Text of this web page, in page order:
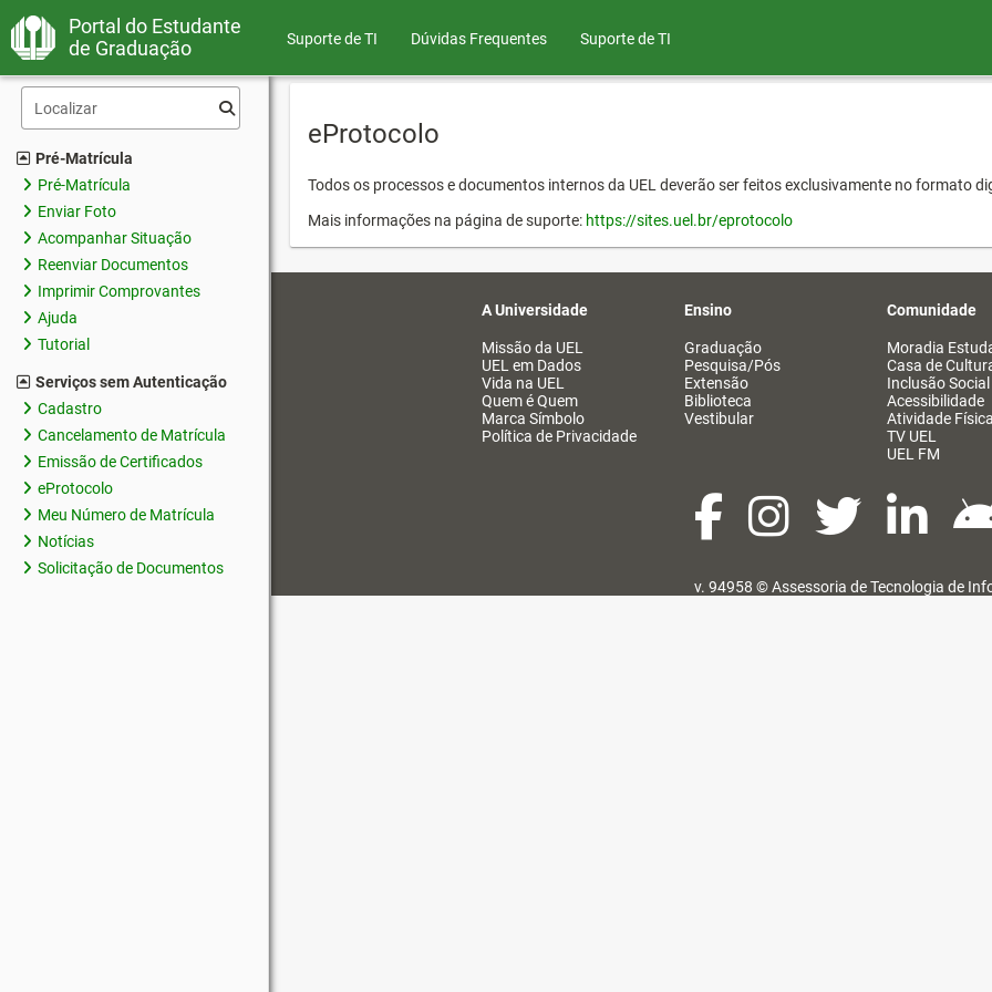
Portal do Estudante
de Graduação
Suporte de TI Dúvidas Frequentes Suporte de TI
Pré-Matrícula
Pré-Matrícula
Enviar Foto
Acompanhar Situação
Reenviar Documentos
Imprimir Comprovantes
Ajuda
Tutorial
Serviços sem Autenticação
Cadastro
Cancelamento de Matrícula
Emissão de Certificados
eProtocolo
Meu Número de Matrícula
Notícias
Solicitação de Documentos
eProtocolo
Todos os processos e documentos internos da UEL deverão ser feitos exclusivamente no formato
Mais informações na página de suporte: https://sites.uel.br/eprotocolo
A Universidade
Missão da UEL
UEL em Dados
Vida na UEL
Quem é Quem
Marca Símbolo
Política de Privacidade
Ensino
Graduação
Pesquisa/Pós
Extensão
Biblioteca
Vestibular
Comunidade
Moradia
Casa de
Inclusão Social
Acessibilidade
Atividade Física
TV UEL
UEL FM
v. 94958 ©Assessoria de Tecnologia de